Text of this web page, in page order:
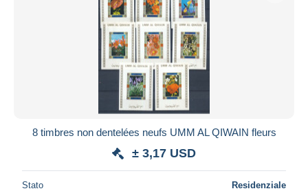
8 timbres non dentelées neufs UMM AL QIWAIN fleurs
± 3,17 USD
Stato Residenziale